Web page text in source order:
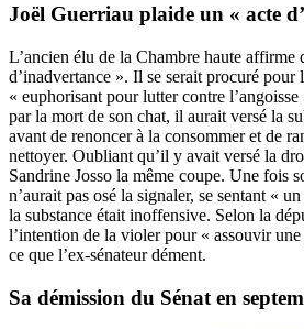
Joël Guerriau plaide un « acte
L’ancien élu de la Chambre haute affirme
d’inadvertance ». Il se serait procuré pour
« euphorisant pour lutter contre
par la mort de son chat, il aurait versé la
avant de renoncer à la consommer et de
nettoyer. Oubliant qu’il y avait versé la
Sandrine Josso la même coupe. Une fois
n’aurait pas osé la signaler, se sentant «
la substance était inoffensive. Selon la
l’intention de la violer pour « assouvir
ce que l’ex-sénateur dément.
Sa démission du Sénat en